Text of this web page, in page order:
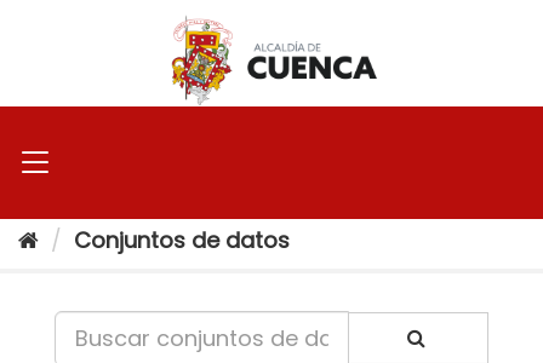
Conjuntos de datos